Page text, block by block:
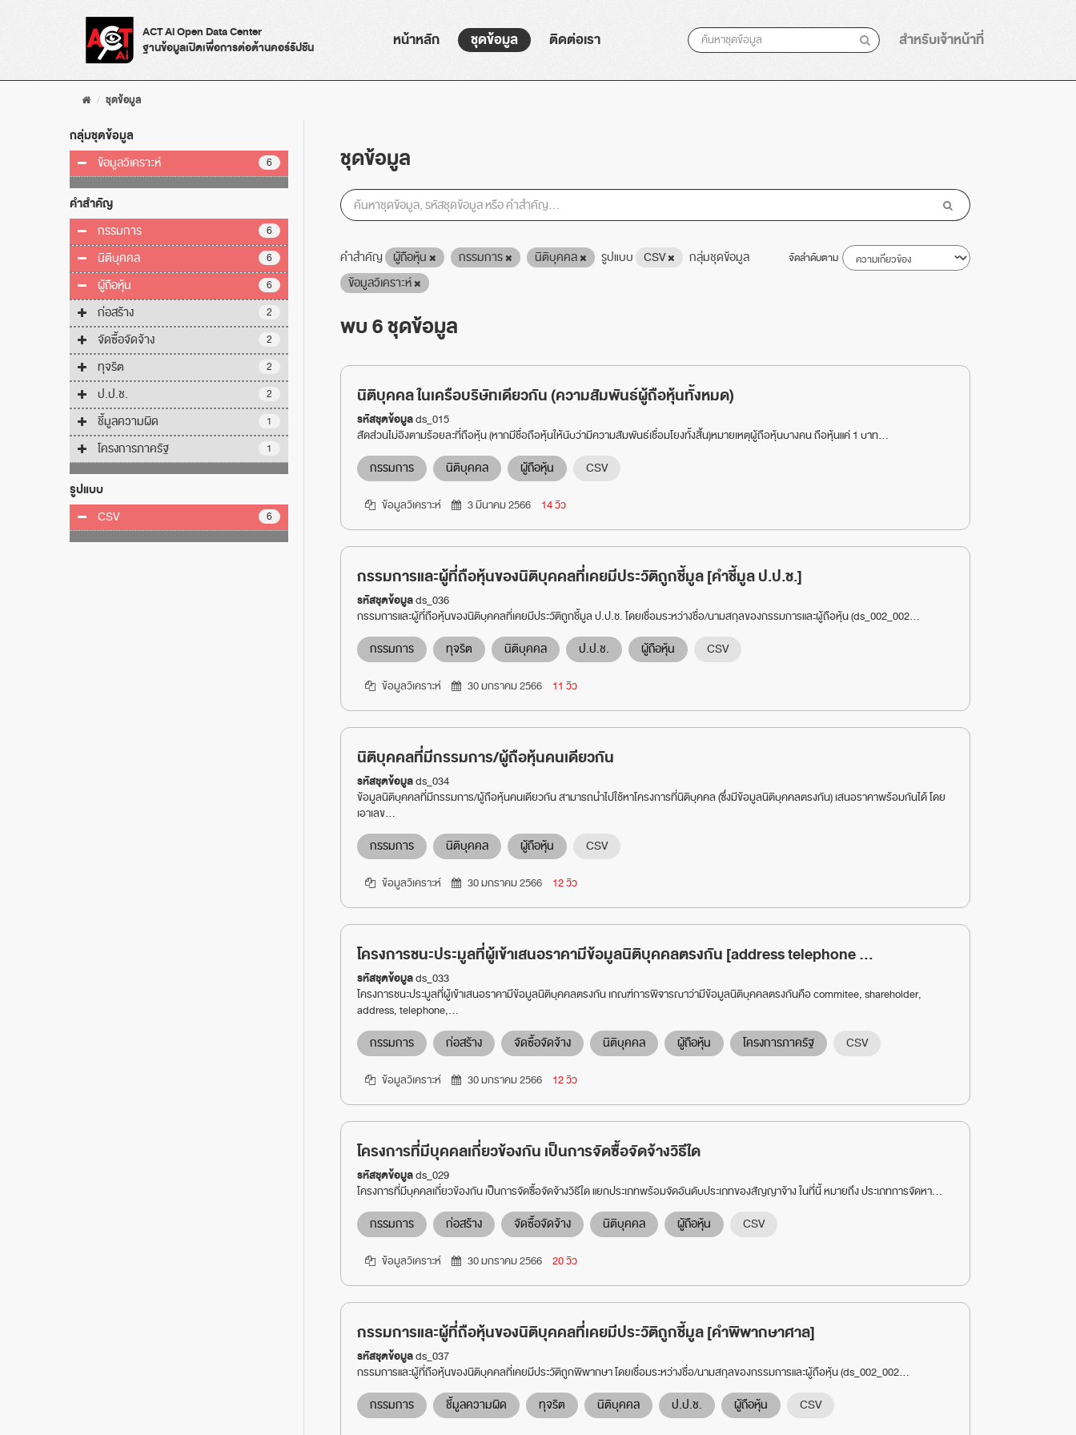
ACT Ai Open Data Center
ฐานข้อมูลเปิดเพื่อการต่อต้านคอร์รัปชัน
หน้าหลัก ชุดข้อมูล ติดต่อเรา สำหรับเจ้าหน้าที่
ชุดข้อมูล
กลุ่มชุดข้อมูล
ข้อมูลวิเคราะห์ 6
คำสำคัญ
กรรมการ 6
นิติบุคคล 6
ผู้ถือหุ้น 6
ก่อสร้าง 2
จัดซื้อจัดจ้าง 2
ทุจริต 2
ป.ป.ช. 2
ชี้มูลความผิด 1
โครงการภาครัฐ 1
รูปแบบ
CSV 6
ชุดข้อมูล
จัดลำดับตาม
คำสำคัญ ผู้ถือหุ้น กรรมการ นิติบุคคล รูปแบบ CSV
กลุ่มชุดข้อมูล
ข้อมูลวิเคราะห์
พบ 6 ชุดข้อมูล
นิติบุคคล ในเครือบริษัทเดียวกัน (ความสัมพันธ์ผู้ถือหุ้นทั้งหมด)
รหัสชุดข้อมูลds_015
สัดส่วนไม่อิงตามร้อยละที่ถือหุ้น (หากมีชื่อถือหุ้นให้นับว่ามีความสัมพันธ์เชื่อมโยงทั้งสิ้น)หมายเหตุผู้ถือหุ้นบางคน ถือหุ้นแค่ 1 บาท...
กรรมการ นิติบุคคล ผู้ถือหุ้น CSV
ข้อมูลวิเคราะห์ 3 มีนาคม 2566 14 วิว
กรรมการและผู้ที่ถือหุ้นของนิติบุคคลที่เคยมีประวัติถูกชี้มูล [คำชี้มูล ป.ป.ช.]
รหัสชุดข้อมูลds_036
กรรมการและผู้ที่ถือหุ้นของนิติบุคคลที่เคยมีประวัติถูกชี้มูล ป.ป.ช. โดยเชื่อมระหว่างชื่อ/นามสกุลของกรรมการและผู้ถือหุ้น (ds_002_002...
กรรมการ ทุจริต นิติบุคคล ป.ป.ช. ผู้ถือหุ้น CSV
ข้อมูลวิเคราะห์ 30 มกราคม 2566 11 วิว
นิติบุคคลที่มีกรรมการ/ผู้ถือหุ้นคนเดียวกัน
รหัสชุดข้อมูลds_034
ข้อมูลนิติบุคคลที่มีกรรมการ/ผู้ถือหุ้นคนเดียวกัน สามารถนำไปใช้หาโครงการที่นิติบุคคล (ซึ่งมีข้อมูลนิติบุคคลตรงกัน) เสนอราคาพร้อมกันได้ โดย
เอาเลข...
กรรมการ นิติบุคคล ผู้ถือหุ้น CSV
ข้อมูลวิเคราะห์ 30 มกราคม 2566 12 วิว
โครงการชนะประมูลที่ผู้เข้าเสนอราคามีข้อมูลนิติบุคคลตรงกัน [address telephone ...
รหัสชุดข้อมูลds_033
โครงการชนะประมูลที่ผู้เข้าเสนอราคามีข้อมูลนิติบุคคลตรงกัน เกณฑ์การพิจารณาว่ามีข้อมูลนิติบุคคลตรงกันคือ commitee, shareholder,
address, telephone,...
กรรมการ ก่อสร้าง จัดซื้อจัดจ้าง นิติบุคคล ผู้ถือหุ้น โครงการภาครัฐ CSV
ข้อมูลวิเคราะห์ 30 มกราคม 2566 12 วิว
โครงการที่มีบุคคลเกี่ยวข้องกัน เป็นการจัดซื้อจัดจ้างวิธีใด
รหัสชุดข้อมูลds_029
โครงการที่มีบุคคลเกี่ยวข้องกัน เป็นการจัดซื้อจัดจ้างวิธีใด แยกประเภทพร้อมจัดอันดับประเภทของสัญญาจ้าง ในที่นี้ หมายถึง ประเภทการจัดหา...
กรรมการ ก่อสร้าง จัดซื้อจัดจ้าง นิติบุคคล ผู้ถือหุ้น CSV
ข้อมูลวิเคราะห์ 30 มกราคม 2566 20 วิว
กรรมการและผู้ที่ถือหุ้นของนิติบุคคลที่เคยมีประวัติถูกชี้มูล [คำพิพากษาศาล]
รหัสชุดข้อมูลds_037
กรรมการและผู้ที่ถือหุ้นของนิติบุคคลที่เคยมีประวัติถูกพิพากษา โดยเชื่อมระหว่างชื่อ/นามสกุลของกรรมการและผู้ถือหุ้น (ds_002_002...
กรรมการ ชี้มูลความผิด ทุจริต นิติบุคคล ป.ป.ช. ผู้ถือหุ้น CSV